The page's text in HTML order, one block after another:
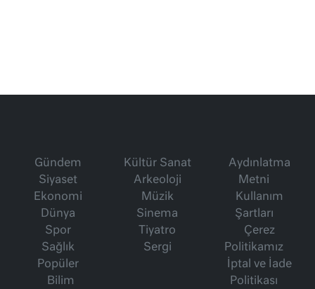
Gündem
Siyaset
Ekonomi
Dünya
Spor
Sağlık
Popüler
Bilim
Kültür Sanat
Arkeoloji
Müzik
Sinema
Tiyatro
Sergi
Aydınlatma
Metni
Kullanım
Şartları
Çerez
Politikamız
İptal ve İade
Politikası